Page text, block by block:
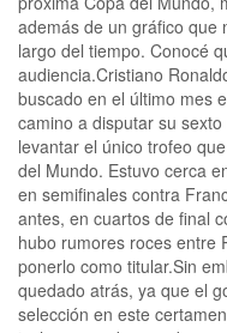
además de un gráfico que
largo del tiempo. Conocé
audiencia.Cristiano
buscado en el último mes
camino a disputar su
levantar el único trofeo
del Mundo. Estuvo cerca
en semifinales contra
antes, en cuartos de final
hubo rumores roces entre
ponerlo como titular.Sin
quedado atrás, ya que el
selección en este